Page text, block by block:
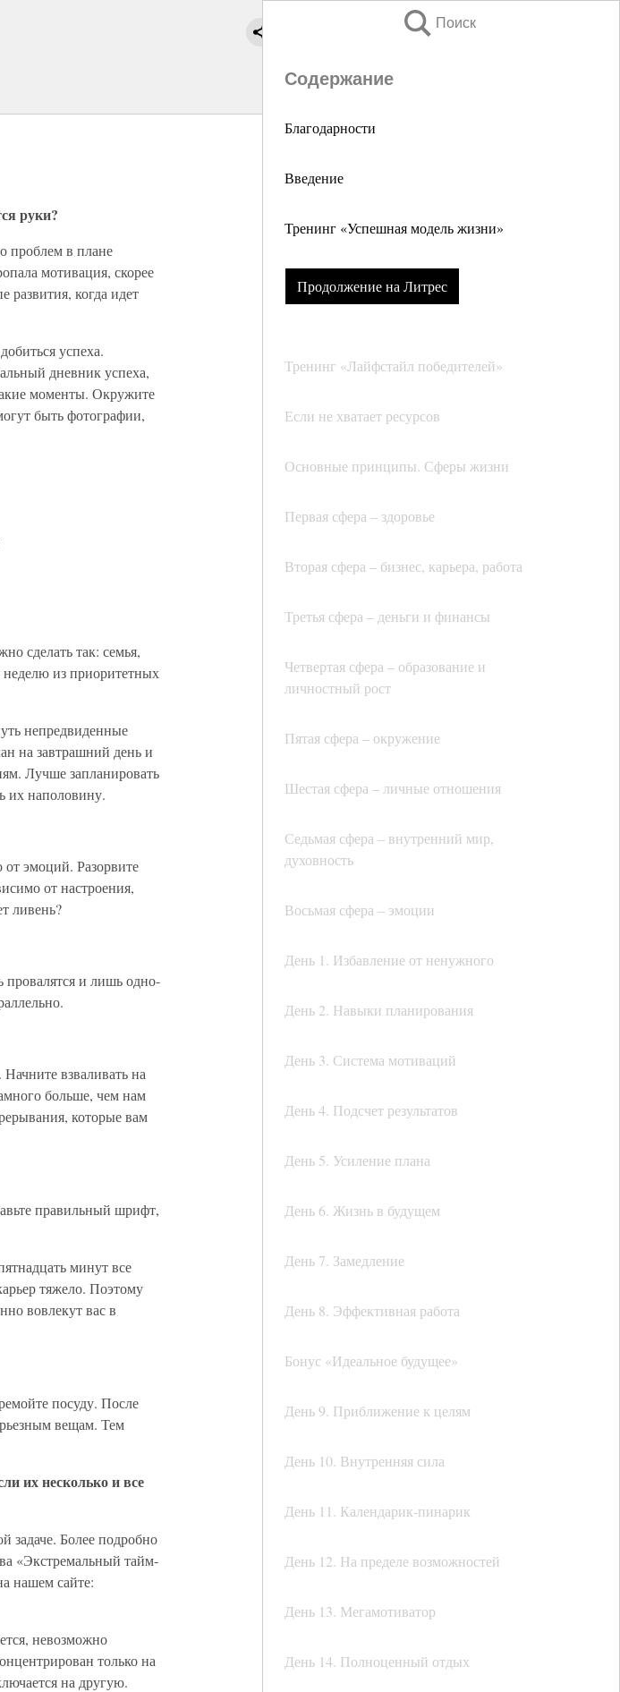
Поиск
Содержание
Благодарности
Введение
Тренинг «Успешная модель жизни»
Продолжение на Литрес
Тренинг «Лайфстайл победителей»
Если не хватает ресурсов
Основные принципы. Сферы жизни
Первая сфера – здоровье
Вторая сфера – бизнес, карьера, работа
Третья сфера – деньги и финансы
Четвертая сфера – образование и
личностный рост
Пятая сфера – окружение
Шестая сфера – личные отношения
Седьмая сфера – внутренний мир,
духовность
Восьмая сфера – эмоции
День 1. Избавление от ненужного
День 2. Навыки планирования
День 3. Система мотиваций
День 4. Подсчет результатов
День 5. Усиление плана
День 6. Жизнь в будущем
День 7. Замедление
День 8. Эффективная работа
Бонус «Идеальное будущее»
День 9. Приближение к целям
День 10. Внутренняя сила
День 11. Календарик-пинарик
День 12. На пределе возможностей
День 13. Мегамотиватор
День 14. Полноценный отдых
руки?
проблем в плане
мотивация, скорее
развития, когда идет
успеха.
дневник успеха,
моменты. Окружите
быть фотографии,
сделать так: семья,
неделю из приоритетных
непредвиденные
на завтрашний день и
Лучше запланировать
их наполовину.
от эмоций. Разорвите
от настроения,
ливень?
провалятся и лишь одно-
взваливать на
больше, чем нам
которые вам
правильный шрифт,
минут все
тяжело. Поэтому
вовлекут вас в
посуду. После
вещам. Тем
их несколько и все
задаче. Более подробно
«Экстремальный тайм-
нашем сайте:
невозможно
только на
на другую.